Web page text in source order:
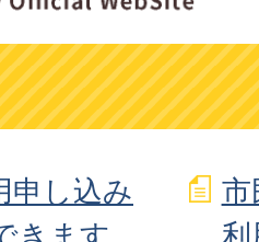
申し込み
きます
市